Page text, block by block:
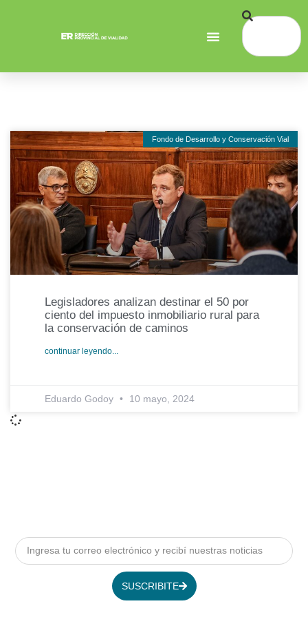
Fondo de Desarrollo y Conservación Vial
Legisladores analizan destinar el 50 por
ciento del impuesto inmobiliario rural para
la conservación de caminos
continuar leyendo...
Eduardo Godoy 10 mayo, 2024
SUSCRIBITE